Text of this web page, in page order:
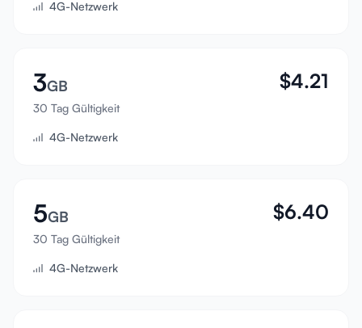
Registrieren
4G-Netzwerk
3GB
30 Tag Gültigkeit
$4.21
4G-Netzwerk
5GB
30 Tag Gültigkeit
$6.40
4G-Netzwerk